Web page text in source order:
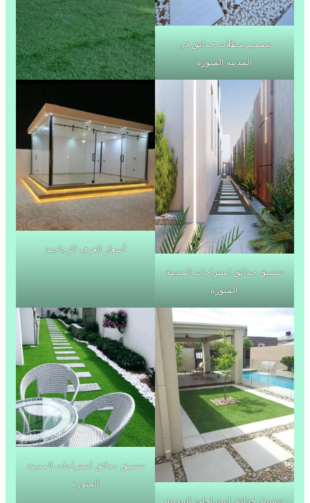
تصميم مظلات حدائق في
المدينة المنورة
تنسيق حدائق استراحات المدينة
المنورة
أسعار الغرف الزجاجية
تنسيق حدائق استراحات المدينة
تنسيق حدائق استراحات المدينة
المنورة